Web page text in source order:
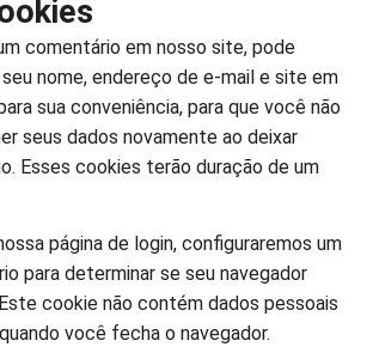
comentário em nosso site, pode
nome, endereço de e-mail e site em
sua conveniência, para que você não
seus dados novamente ao deixar
Esses cookies terão duração de um
página de login, configuraremos um
para determinar se seu navegador
cookie não contém dados pessoais
você fecha o navegador.